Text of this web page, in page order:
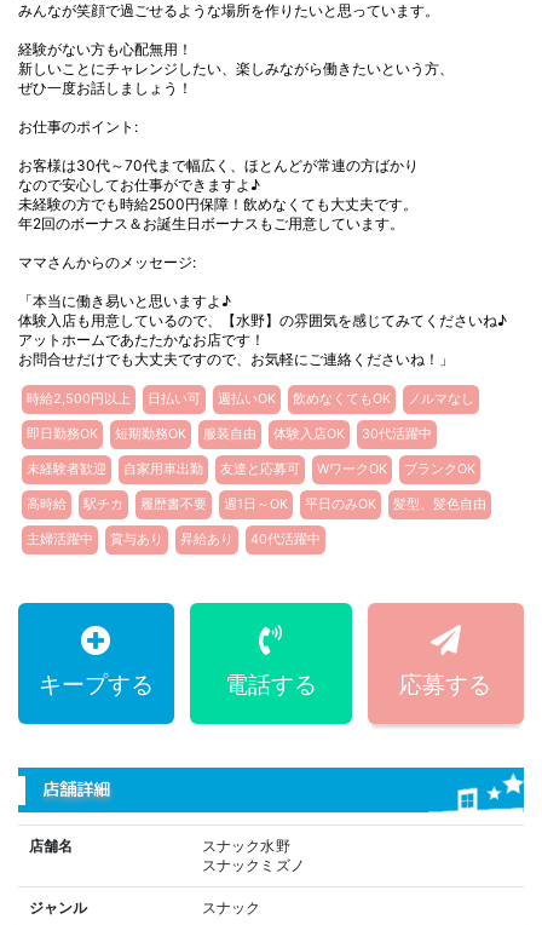
みんなが笑顔で過ごせるような場所を作りたいと思っています。
経験がない方も心配無用！
新しいことにチャレンジしたい、楽しみながら働きたいという方、
ぜひ一度お話しましょう！
お仕事のポイント:
お客様は30代～70代まで幅広く、ほとんどが常連の方ばかり
なので安心してお仕事ができますよ♪
未経験の方でも時給2500円保障！飲めなくても大丈夫です。
年2回のボーナス＆お誕生日ボーナスもご用意しています。
ママさんからのメッセージ:
「本当に働き易いと思いますよ♪
体験入店も用意しているので、【水野】の雰囲気を感じてみてくださいね♪
アットホームであたたかなお店です！
お問合せだけでも大丈夫ですので、お気軽にご連絡くださいね！」
時給2,500円以上 日払い可 週払いOK 飲めなくてもOK ノルマなし
即日勤務OK 短期勤務OK 服装自由 体験入店OK 30代活躍中
未経験者歓迎 自家用車出勤 友達と応募可 WワークOK ブランクOK
高時給 駅チカ 履歴書不要 週1日～OK 平日のみOK 髪型、髪色自由
主婦活躍中 賞与あり 昇給あり 40代活躍中
キープする 電話する 応募する
店舗詳細
店舗名
スナック水野
スナックミズノ
ジャンル スナック